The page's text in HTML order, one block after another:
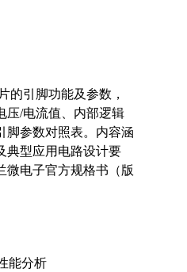
的引脚功能及参数，
压/电流值、内部逻辑
脚参数对照表。内容涵
典型应用电路设计要
微电子官方规格书（版
能分析